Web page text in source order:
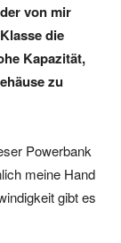
von mir
die
Kapazität,
zu
Powerbank
meine Hand
gibt es